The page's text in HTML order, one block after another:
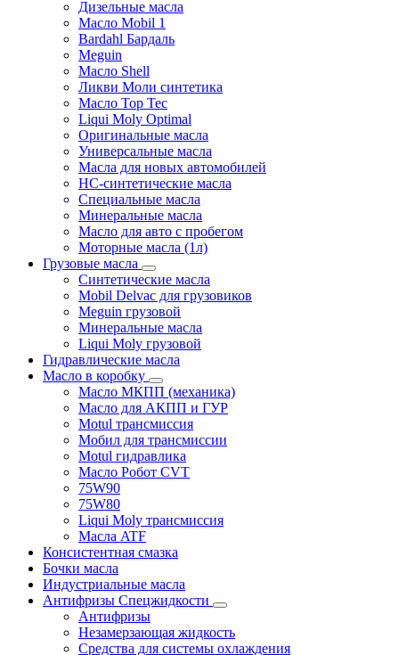
Дизельные масла
Масло Mobil 1
Bardahl Бардаль
Meguin
Масло Shell
Ликви Моли синтетика
Масло Top Tec
Liqui Moly Optimal
Оригинальные масла
Универсальные масла
Масла для новых автомобилей
HC-синтетические масла
Специальные масла
Минеральные масла
Масло для авто с пробегом
Моторные масла (1л)
Грузовые масла
Синтетические масла
Mobil Delvac для грузовиков
Meguin грузовой
Минеральные масла
Liqui Moly грузовой
Гидравлические масла
Масло в коробку
Масло МКПП (механика)
Масло для АКПП и ГУР
Motul трансмиссия
Мобил для трансмиссии
Motul гидравлика
Масло Робот CVT
75W90
75W80
Liqui Moly трансмиссия
Масла ATF
Консистентная смазка
Бочки масла
Индустриальные масла
Антифризы Спецжидкости
Антифризы
Незамерзающая жидкость
Средства для системы охлаждения